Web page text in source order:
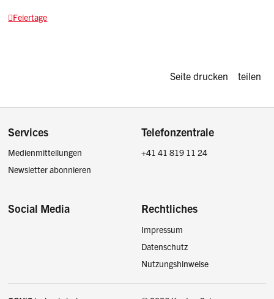
Feiertage
Diese Seite
Seite drucken teilen
Footer
Services
Medienmitteilungen
Newsletter abonnieren
Telefonzentrale
+41 41 819 11 24
Social Media Rechtliches
Impressum
Datenschutz
Nutzungshinweise